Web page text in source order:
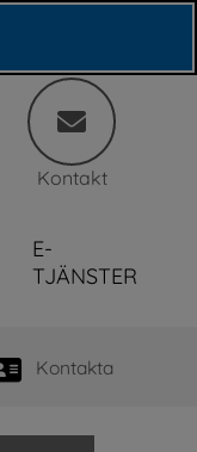
Kontakt
E-
TJÄNSTER
Kontakta